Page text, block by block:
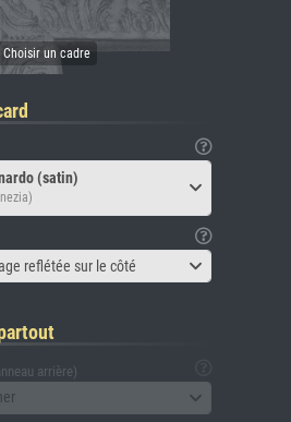
(satin)
reflétée sur le côté
arrière)